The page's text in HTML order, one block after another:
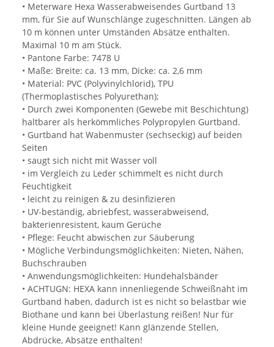
• Meterware Hexa Wasserabweisendes Gurtband 13
mm, für Sie auf Wunschlänge zugeschnitten. Längen ab
10 m können unter Umständen Absätze enthalten.
Maximal 10 m am Stück.
• Pantone Farbe: 7478 U
• Maße: Breite: ca. 13 mm, Dicke: ca. 2,6 mm
• Material: PVC (Polyvinylchlorid), TPU
(Thermoplastisches Polyurethan);
• Durch zwei Komponenten (Gewebe mit Beschichtung)
haltbarer als herkömmliches Polypropylen Gurtband.
• Gurtband hat Wabenmuster (sechseckig) auf beiden
Seiten
• saugt sich nicht mit Wasser voll
• im Vergleich zu Leder schimmelt es nicht durch
Feuchtigkeit
• leicht zu reinigen & zu desinfizieren
• UV-beständig, abriebfest, wasserabweisend,
bakterienresistent, kaum Gerüche
• Pflege: Feucht abwischen zur Säuberung
• Mögliche Verbindungsmöglichkeiten: Nieten, Nähen,
Buchschrauben
• Anwendungsmöglichkeiten: Hundehalsbänder
• ACHTUGN: HEXA kann innenliegende Schweißnäht im
Gurtband haben, dadurch ist es nicht so belastbar wie
Biothane und kann bei Überlastung reißen! Nur für
kleine Hunde geeignet! Kann glänzende Stellen,
Abdrücke, Absätze enthalten!